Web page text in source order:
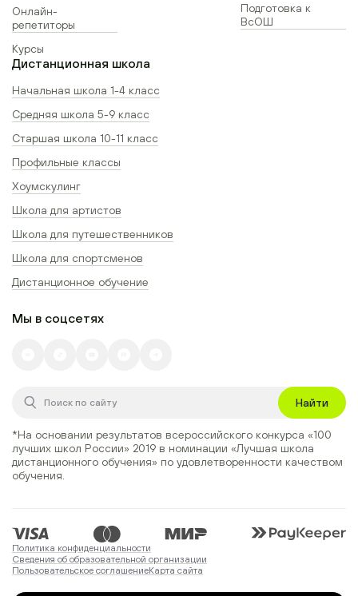
Онлайн-
репетиторы
Курсы
Подготовка к
ВсОШ
Дистанционная школа
Начальная школа 1-4 класс
Средняя школа 5-9 класс
Старшая школа 10-11 класс
Профильные классы
Хоумскулинг
Школа для артистов
Школа для путешественников
Школа для спортсменов
Дистанционное обучение
Мы в соцсетях
Найти
*На основании результатов всероссийского конкурса «100
лучших школ России» 2019 в номинации «Лучшая школа
дистанционного обучения» по удовлетворенности качеством
обучения.
Политика конфиденциальности
Сведения об образовательной организации
Пользовательское соглашениеКарта сайта